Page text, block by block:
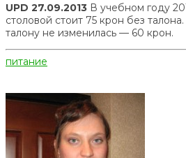
UPD 27.09.2013 В учебном году
столовой стоит 75 крон без
талону не изменилась — 60 крон.
питание